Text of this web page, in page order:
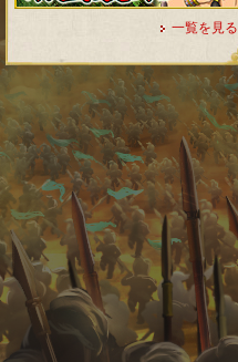
一覧を見る